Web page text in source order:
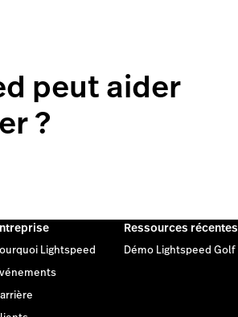
peut aider
?
Lightspeed
Ressources récentes
Démo Lightspeed Golf